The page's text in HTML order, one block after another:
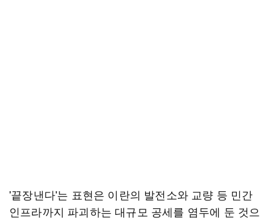
'끝장낸다'는 표현은 이란의 발전소와 교량 등 민간
인프라까지 파괴하는 대규모 공세를 염두에 둔 것으